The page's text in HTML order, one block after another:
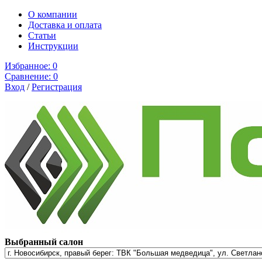
О компании
Доставка и оплата
Cтатьи
Инструкции
Избранное: 0
Сравнение: 0
Вход /Регистрация
Выбранный салон